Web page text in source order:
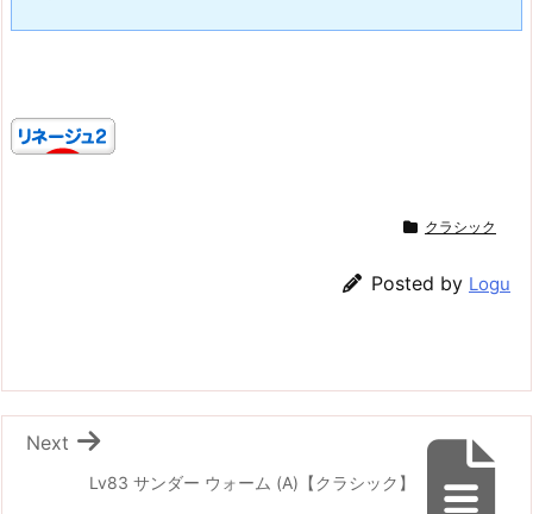
クラシック
Posted by Logu
Lv83 サンダー ウォーム (A)【クラシック】
Next